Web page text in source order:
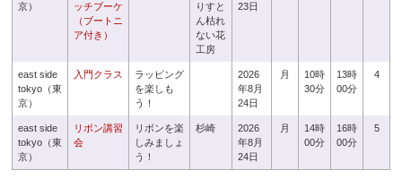
京）
ッチブーケ
（ブートニ
ア付き）
りすと
ん枯れ
ない花
工房
23日
east side
tokyo（東
京）
入門クラス
ラッピング
を楽しも
う！
2026
年8月
24日
月
10時
30分
13時
00分
4
east side
tokyo（東
京）
リボン講習
会
リボンを楽
しみましょ
う！
杉崎
2026
年8月
24日
月
14時
00分
16時
00分
5